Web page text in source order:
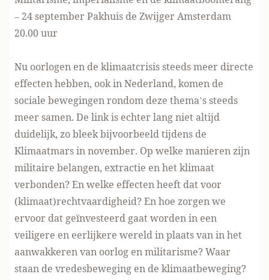
– 24 september Pakhuis de Zwijger Amsterdam
20.00 uur
Nu oorlogen en de klimaatcrisis steeds meer directe
effecten hebben, ook in Nederland, komen de
sociale bewegingen rondom deze thema’s steeds
meer samen. De link is echter lang niet altijd
duidelijk, zo bleek bijvoorbeeld tijdens de
Klimaatmars in november. Op welke manieren zijn
militaire belangen, extractie en het klimaat
verbonden? En welke effecten heeft dat voor
(klimaat)rechtvaardigheid? En hoe zorgen we
ervoor dat geïnvesteerd gaat worden in een
veiligere en eerlijkere wereld in plaats van in het
aanwakkeren van oorlog en militarisme? Waar
staan de vredesbeweging en de klimaatbeweging?